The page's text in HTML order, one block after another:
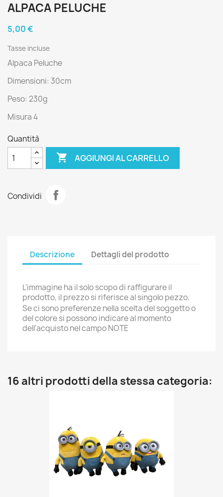
ALPACA PELUCHE
5,00 €
Tasse incluse
Alpaca Peluche
Dimensioni: 30cm
Peso: 230g
Misura 4
Quantità
 AGGIUNGI AL CARRELLO
Condividi
Descrizione Dettagli del prodotto
L'immagine ha il solo scopo di raffigurare il
prodotto, il prezzo si riferisce al singolo pezzo.
Se ci sono preferenze nella scelta del soggetto o
del colore si possono indicare al momento
dell'acquisto nel campo NOTE
16 altri prodotti della stessa categoria: